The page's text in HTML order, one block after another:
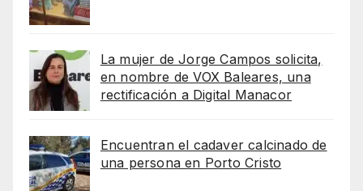
La mujer de Jorge Campos solicita,
en nombre de VOX Baleares, una
rectificación a Digital Manacor
Encuentran el cadaver calcinado de
una persona en Porto Cristo